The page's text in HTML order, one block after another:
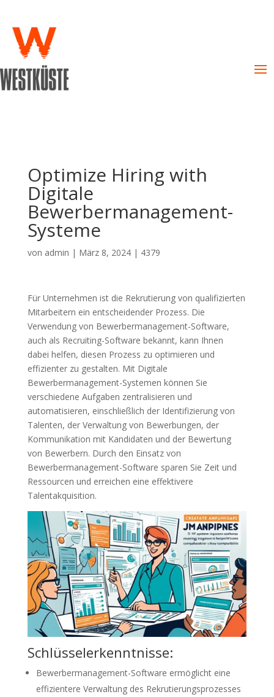
Optimize Hiring with
Digitale
Bewerbermanagement-
Systeme
von admin | März 8, 2024| 4379
Für Unternehmen ist die Rekrutierung von qualifizierten
Mitarbeitern ein entscheidender Prozess. Die
Verwendung von Bewerbermanagement-Software,
auch als Recruiting-Software bekannt, kann Ihnen
dabei helfen, diesen Prozess zu optimieren und
effizienter zu gestalten. Mit Digitale
Bewerbermanagement-Systemen können Sie
verschiedene Aufgaben zentralisieren und
automatisieren, einschließlich der Identifizierung von
Talenten, der Verwaltung von Bewerbungen, der
Kommunikation mit Kandidaten und der Bewertung
von Bewerbern. Durch den Einsatz von
Bewerbermanagement-Software sparen Sie Zeit und
Ressourcen und erreichen eine effektivere
Talentakquisition.
Schlüsselerkenntnisse:
Bewerbermanagement-Software ermöglicht eine
effizientere Verwaltung des Rekrutierungsprozesses